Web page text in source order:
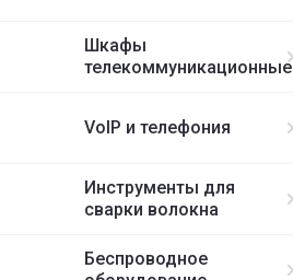
Шкафы
телекоммуникационные
VoIP и телефония
Инструменты для
сварки волокна
Беспроводное